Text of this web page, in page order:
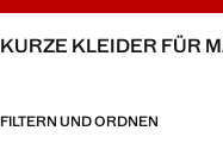
KURZE KLEIDER FÜR
FILTERN UND ORDNEN